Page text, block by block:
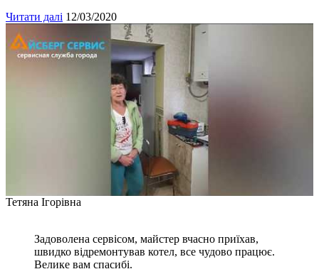
Читати далі 12/03/2020
Тетяна Ігорівна
Задоволена сервісом, майстер вчасно приїхав,
швидко відремонтував котел, все чудово працює.
Велике вам спасибі.